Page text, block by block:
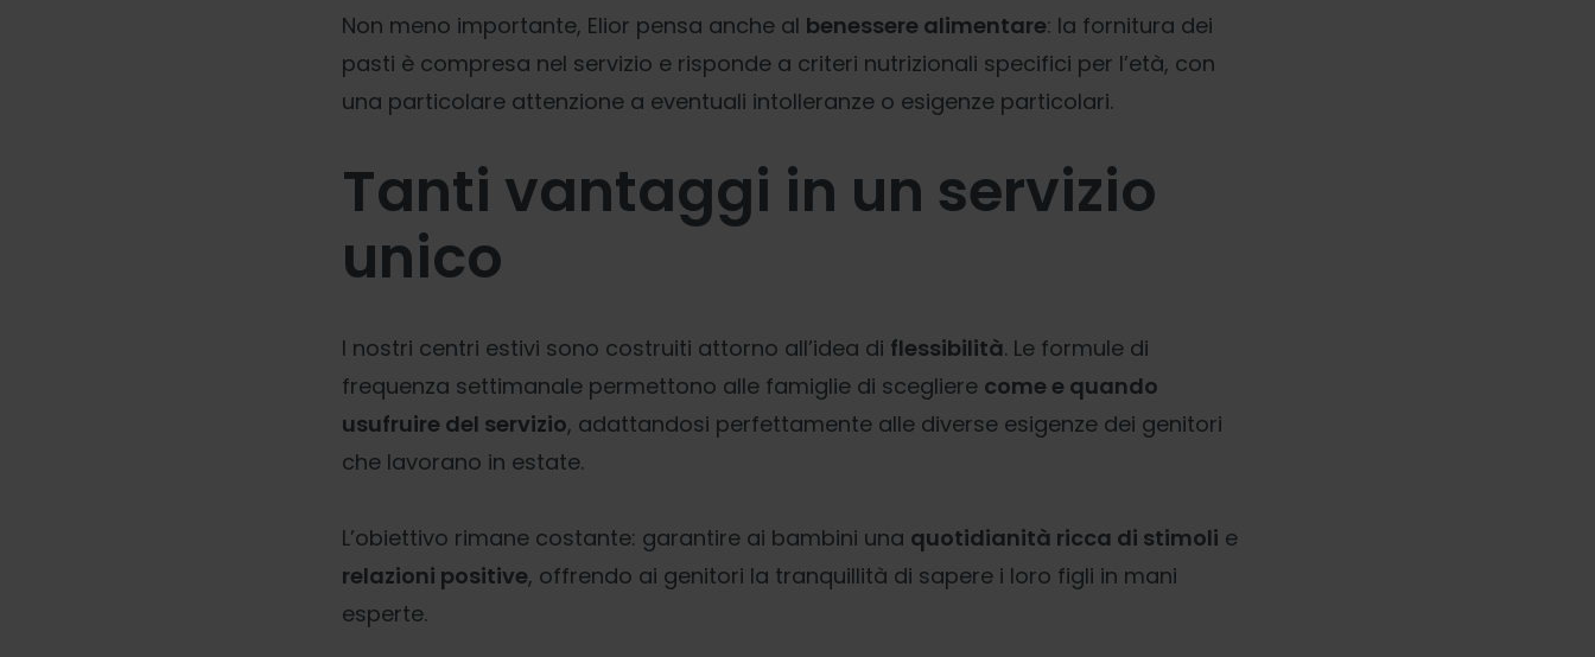
Non meno importante, Elior pensa anche al benessere alimentare: la fornitura dei
pasti è compresa nel servizio e risponde a criteri nutrizionali specifici per l’età, con
una particolare attenzione a eventuali intolleranze o esigenze particolari.
Tanti vantaggi in un servizio
unico
I nostri centri estivi sono costruiti attorno all’idea di flessibilità. Le formule di
frequenza settimanale permettono alle famiglie di scegliere come e quando
usufruire del servizio, adattandosi perfettamente alle diverse esigenze dei genitori
che lavorano in estate.
L’obiettivo rimane costante: garantire ai bambini una quotidianità ricca di stimoli e
relazioni positive, offrendo ai genitori la tranquillità di sapere i loro figli in mani
esperte.